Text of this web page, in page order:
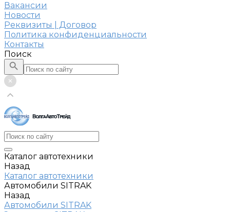
Вакансии
Новости
Реквизиты | Договор
Политика конфиденциальности
Контакты
Поиск
Каталог автотехники
Назад
Каталог автотехники
Автомобили SITRAK
Назад
Автомобили SITRAK